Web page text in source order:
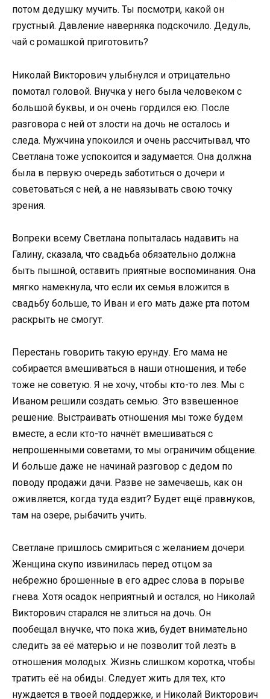
потом дедушку мучить. Ты посмотри, какой он
грустный. Давление наверняка подскочило. Дедуль,
чай с ромашкой приготовить?
Николай Викторович улыбнулся и отрицательно
помотал головой. Внучка у него была человеком с
большой буквы, и он очень гордился ею. После
разговора с ней от злости на дочь не осталось и
следа. Мужчина упокоился и очень рассчитывал, что
Светлана тоже успокоится и задумается. Она должна
была в первую очередь заботиться о дочери и
советоваться с ней, а не навязывать свою точку
зрения.
Вопреки всему Светлана попыталась надавить на
Галину, сказала, что свадьба обязательно должна
быть пышной, оставить приятные воспоминания. Она
мягко намекнула, что если их семья вложится в
свадьбу больше, то Иван и его мать даже рта потом
раскрыть не смогут.
Перестань говорить такую ерунду. Его мама не
собирается вмешиваться в наши отношения, и тебе
тоже не советую. Я не хочу, чтобы кто-то лез. Мы с
Иваном решили создать семью. Это взвешенное
решение. Выстраивать отношения мы тоже будем
вместе, а если кто-то начнёт вмешиваться с
непрошенными советами, то мы ограничим общение.
И больше даже не начинай разговор с дедом по
поводу продажи дачи. Разве не замечаешь, как он
оживляется, когда туда ездит? Будет ещё правнуков,
там на озере, рыбачить учить.
Светлане пришлось смириться с желанием дочери.
Женщина скупо извинилась перед отцом за
небрежно брошенные в его адрес слова в порыве
гнева. Хотя осадок неприятный и остался, но Николай
Викторович старался не злиться на дочь. Он
пообещал внучке, что пока жив, будет внимательно
следить за её матерью и не позволит той лезть в
отношения молодых. Жизнь слишком коротка, чтобы
тратить её на обиды. Следует жить для тех, кто
нуждается в твоей поддержке, и Николай Викторович